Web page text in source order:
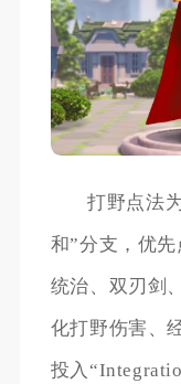
打野点法
和”分支，优先
统治、双刃剑
化打野伤害、
投入